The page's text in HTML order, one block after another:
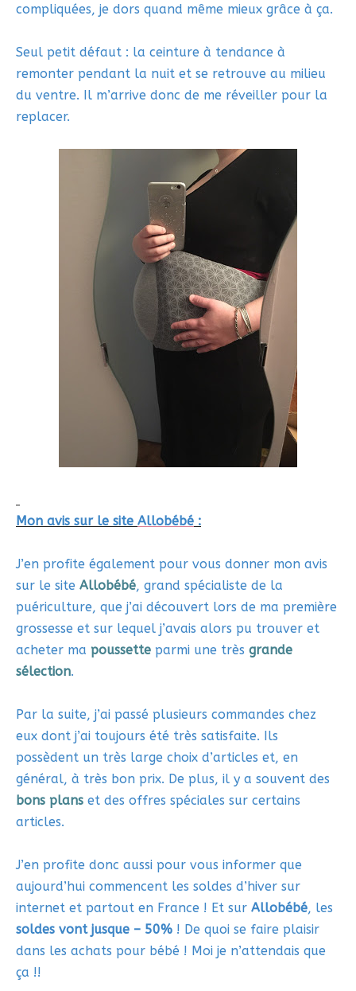
compliquées, je dors quand même mieux grâce à ça.
Seul petit défaut : la ceinture à tendance à
remonter pendant la nuit et se retrouve au milieu
du ventre. Il m’arrive donc de me réveiller pour la
replacer.
Mon avis sur le site Allobébé :
J’en profite également pour vous donner mon avis
sur le site Allobébé, grand spécialiste de la
puériculture, que j’ai découvert lors de ma première
grossesse et sur lequel j’avais alors pu trouver et
acheter ma poussette parmi une très grande
sélection.
Par la suite, j’ai passé plusieurs commandes chez
eux dont j’ai toujours été très satisfaite. Ils
possèdent un très large choix d’articles et, en
général, à très bon prix. De plus, il y a souvent des
bons plans et des offres spéciales sur certains
articles.
J’en profite donc aussi pour vous informer que
aujourd’hui commencent les soldes d’hiver sur
internet et partout en France ! Et sur Allobébé, les
soldes vont jusque – 50% ! De quoi se faire plaisir
dans les achats pour bébé ! Moi je n’attendais que
ça !!